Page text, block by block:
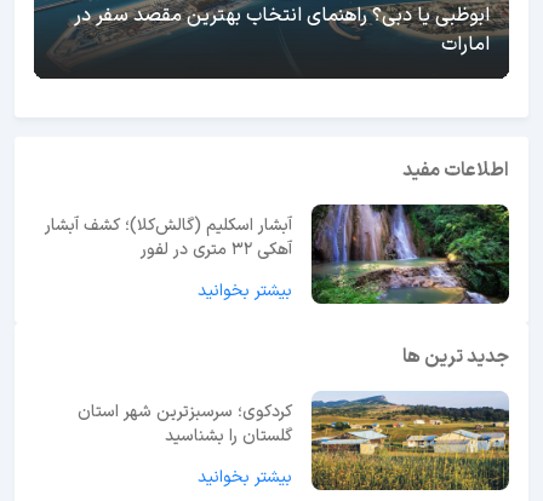
ابوظبی یا دبی؟ راهنمای انتخاب بهترین مقصد سفر در
امارات
اطلاعات مفید
آبشار اسکلیم (گالش‌کلا)؛ کشف آبشار
آهکی ۳۲ متری در لفور
بیشتر بخوانید
جدید ترین ها
کردکوی؛ سرسبزترین شهر استان
گلستان را بشناسید
بیشتر بخوانید